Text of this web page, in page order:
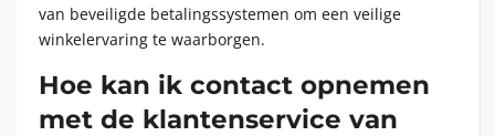
van beveiligde betalingssystemen om een veilige
winkelervaring te waarborgen.
Hoe kan ik contact opnemen
met de klantenservice van